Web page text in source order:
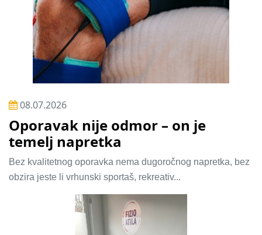
08.07.2026
Oporavak nije odmor – on je
temelj napretka
Bez kvalitetnog oporavka nema dugoročnog napretka, bez
obzira jeste li vrhunski sportaš, rekreativ...